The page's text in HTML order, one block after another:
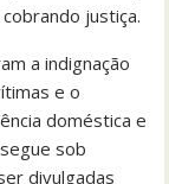
justiça.
a indignação
e o
doméstica e
sob
divulgadas